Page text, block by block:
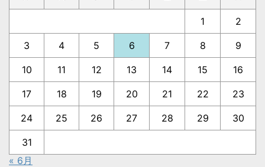
1 2
3 4 5 6 7 8 9
10 11 12 13 14 15 16
17 18 19 20 21 22 23
24 25 26 27 28 29 30
31
« 6月